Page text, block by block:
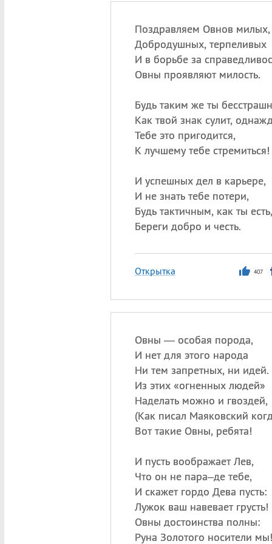
Поздравляем Овнов милых,
Добродушных, терпеливых
И в борьбе за
Овны проявляют милость.
Будь таким же ты
Как твой знак сулит,
Тебе это пригодится,
К лучшему тебе стремиться!
И успешных дел в карьере,
И не знать тебе потери,
Будь тактичным, как ты есть,
Береги добро и честь.
Открытка 407
Овны — особая порода,
И нет для этого народа
Ни тем запретных, ни идей.
Из этих «огненных людей»
Наделать можно и гвоздей,
(Как писал Маяковский
Вот такие Овны, ребята!
И пусть воображает Лев,
Что он не пара–де тебе,
И скажет гордо Дева пусть:
Лужок ваш навевает грусть!
Овны достоинства полны:
Руна Золотого носители мы!